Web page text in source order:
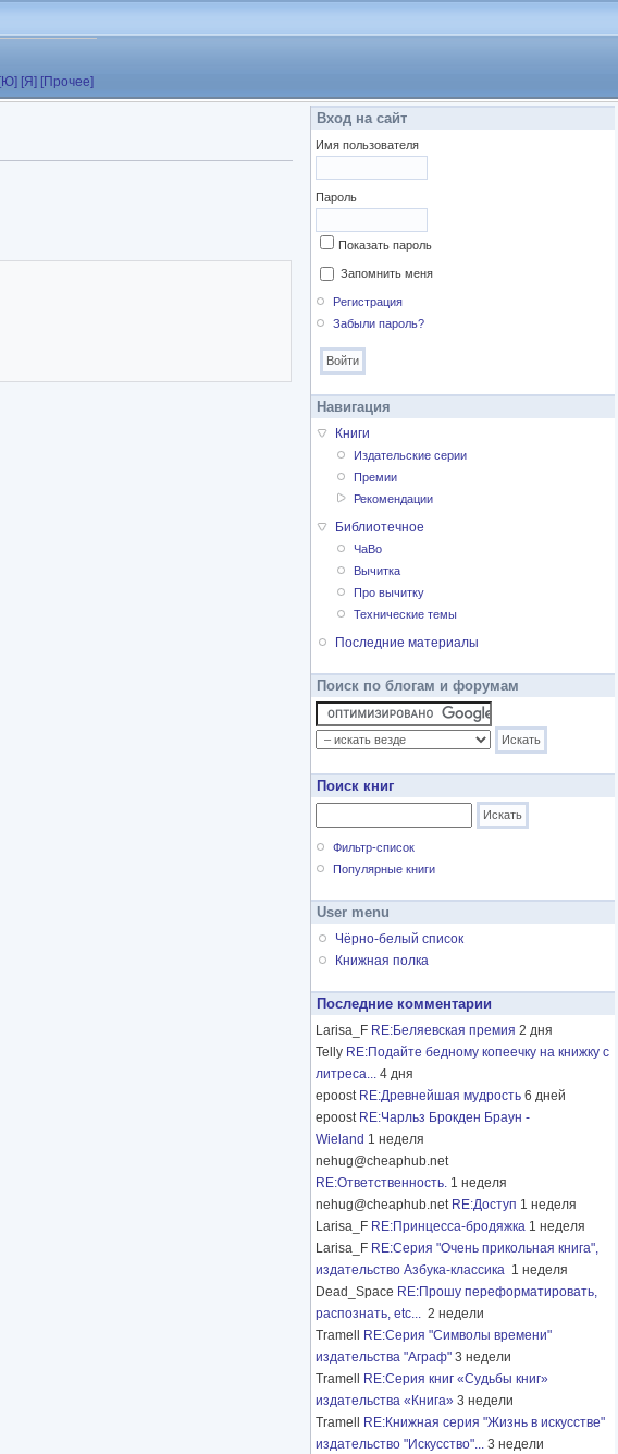
[Ю] [Я] [Прочее]
Вход на сайт
Имя пользователя
Пароль
Показать пароль
Запомнить меня
Регистрация
Забыли пароль?
Навигация
Книги
Издательские серии
Премии
Рекомендации
Библиотечное
ЧаВо
Вычитка
Про вычитку
Технические темы
Последние материалы
Поиск по блогам и форумам
Поиск книг
Фильтр-список
Популярные книги
User menu
Чёрно-белый список
Книжная полка
Последние комментарии
Larisa_F RE:Беляевская премия 2 дня
Telly RE:Подайте бедному копеечку на книжку с
литреса... 4 дня
epoost RE:Древнейшая мудрость 6 дней
epoost RE:Чарльз Брокден Браун -
Wieland 1 неделя
nehug@cheaphub.net
RE:Ответственность. 1 неделя
nehug@cheaphub.net RE:Доступ 1 неделя
Larisa_F RE:Принцесса-бродяжка 1 неделя
Larisa_F RE:Серия "Очень прикольная книга",
издательство Азбука-классика 1 неделя
Dead_Space RE:Прошу переформатировать,
распознать, etc... 2 недели
Tramell
RE:Серия "Символы времени"
издательства "Аграф" 3 недели
Tramell
RE:Серия книг «Судьбы книг»
издательства «Книга» 3 недели
Tramell
RE:Книжная серия "Жизнь в искусстве"
издательство "Искусство"... 3 недели